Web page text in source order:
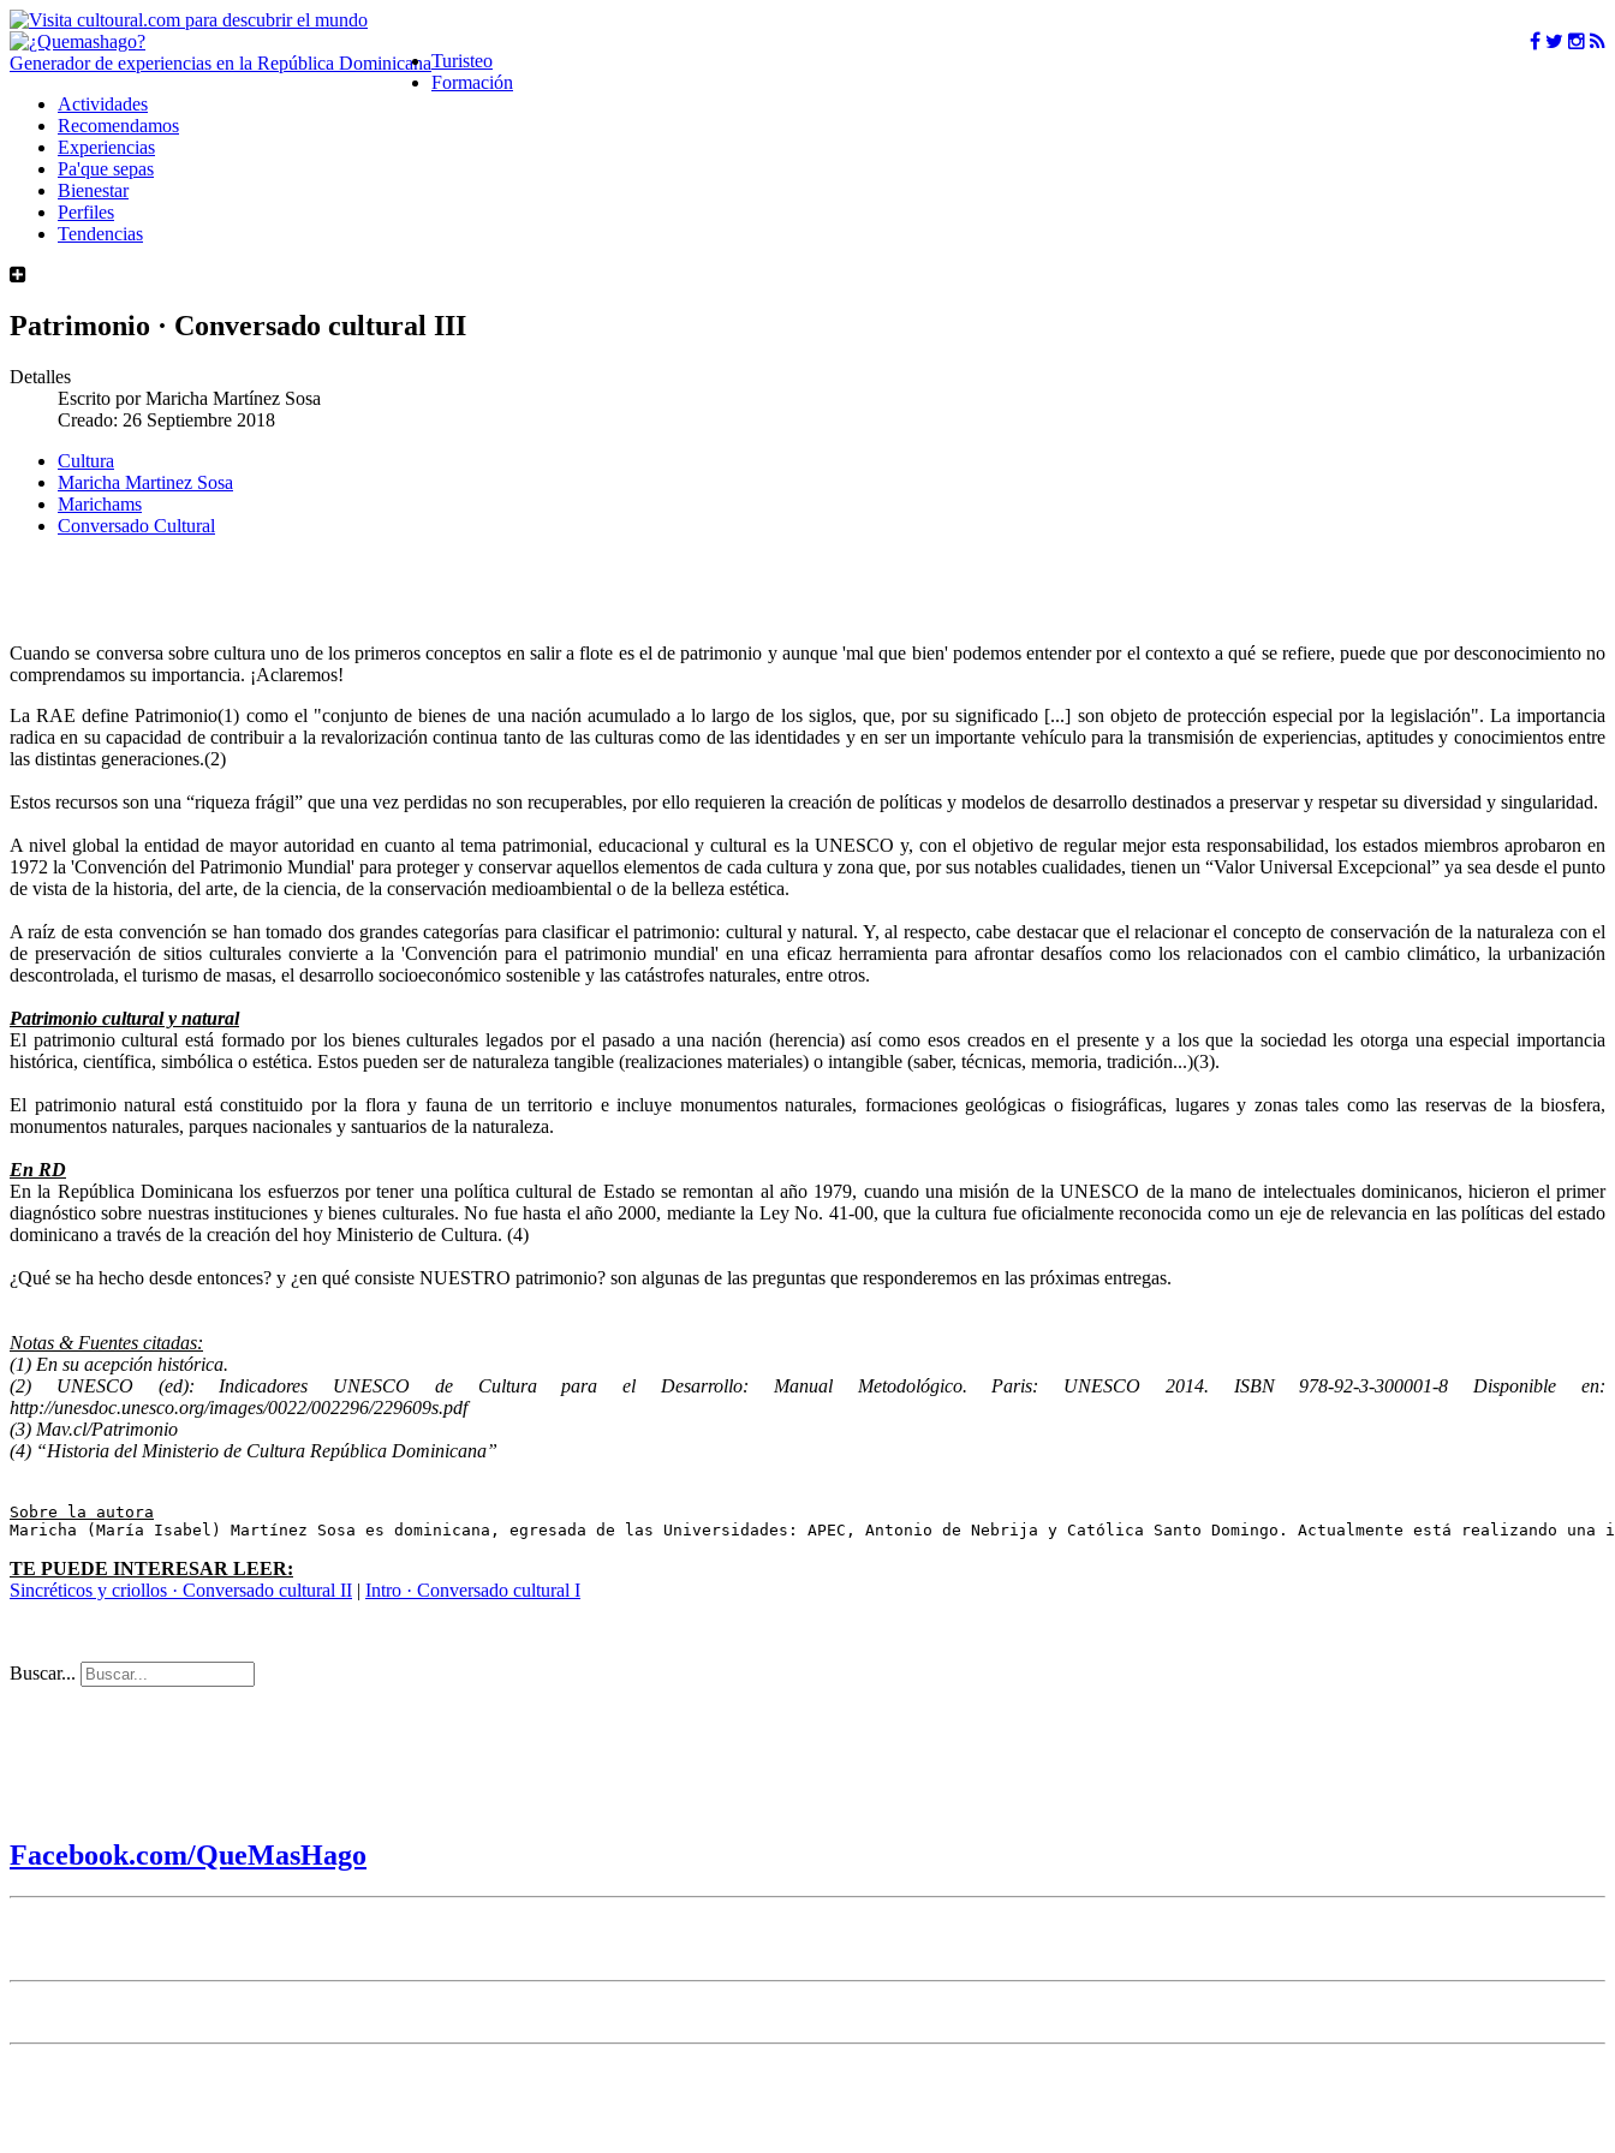
Generador de experiencias en la República DominicanaTuristeo
Formación
Actividades
Recomendamos
Experiencias
Pa'que sepas
Bienestar
Perfiles
Tendencias
Patrimonio · Conversado cultural III
Detalles
Escrito porMaricha Martínez Sosa
Creado: 26 Septiembre 2018
Cultura
Maricha Martinez Sosa
Marichams
Conversado Cultural
Cuando se conversa sobre cultura uno de los primeros conceptos en salir a flote es el de patrimonio y aunque 'mal que bien' podemos entender por el contexto a qué se refiere, puede que por desconocimiento no
comprendamos su importancia. ¡Aclaremos!
La RAE define Patrimonio(1) como el "conjunto de bienes de una nación acumulado a lo largo de los siglos, que, por su significado [...] son objeto de protección especial por la legislación". La importancia
radica en su capacidad de contribuir a la revalorización continua tanto de las culturas como de las identidades y en ser un importante vehículo para la transmisión de experiencias, aptitudes y conocimientos entre
las distintas generaciones.(2)
Estos recursos son una “riqueza frágil” que una vez perdidas no son recuperables, por ello requieren la creación de políticas y modelos de desarrollo destinados a preservar y respetar su diversidad y singularidad.
A nivel global la entidad de mayor autoridad en cuanto al tema patrimonial, educacional y cultural es la UNESCO y, con el objetivo de regular mejor esta responsabilidad, los estados miembros aprobaron en
1972 la 'Convención del Patrimonio Mundial' para proteger y conservar aquellos elementos de cada cultura y zona que, por sus notables cualidades, tienen un “Valor Universal Excepcional” ya sea desde el punto
de vista de la historia, del arte, de la ciencia, de la conservación medioambiental o de la belleza estética.
A raíz de esta convención se han tomado dos grandes categorías para clasificar el patrimonio: cultural y natural. Y, al respecto, cabe destacar que el relacionar el concepto de conservación de la naturaleza con el
de preservación de sitios culturales convierte a la 'Convención para el patrimonio mundial' en una eficaz herramienta para afrontar desafíos como los relacionados con el cambio climático, la urbanización
descontrolada, el turismo de masas, el desarrollo socioeconómico sostenible y las catástrofes naturales, entre otros.
Patrimonio cultural y natural
El patrimonio cultural está formado por los bienes culturales legados por el pasado a una nación (herencia) así como esos creados en el presente y a los que la sociedad les otorga una especial importancia
histórica, científica, simbólica o estética. Estos pueden ser de naturaleza tangible (realizaciones materiales) o intangible (saber, técnicas, memoria, tradición...)(3).
El patrimonio natural está constituido por la flora y fauna de un territorio e incluye monumentos naturales, formaciones geológicas o fisiográficas, lugares y zonas tales como las reservas de la biosfera,
monumentos naturales, parques nacionales y santuarios de la naturaleza.
En RD
En la República Dominicana los esfuerzos por tener una política cultural de Estado se remontan al año 1979, cuando una misión de la UNESCO de la mano de intelectuales dominicanos, hicieron el primer
diagnóstico sobre nuestras instituciones y bienes culturales. No fue hasta el año 2000, mediante la Ley No. 41-00, que la cultura fue oficialmente reconocida como un eje de relevancia en las políticas del estado
dominicano a través de la creación del hoy Ministerio de Cultura. (4)
¿Qué se ha hecho desde entonces? y ¿en qué consiste NUESTRO patrimonio? son algunas de las preguntas que responderemos en las próximas entregas.
Notas & Fuentes citadas:
(1) En su acepción histórica.
(2) UNESCO (ed): Indicadores UNESCO de Cultura para el Desarrollo: Manual Metodológico. Paris: UNESCO 2014. ISBN 978-92-3-300001-8 Disponible en:
http://unesdoc.unesco.org/images/0022/002296/229609s.pdf
(3) Mav.cl/Patrimonio
(4) “Historia del Ministerio de Cultura República Dominicana”
Sobre la autora
Maricha (María Isabel) Martínez Sosa es dominicana, egresada de las Universidades: APEC, Antonio de Nebrija y Católica Santo Domingo. Actualmente está
TE PUEDE INTERESAR LEER:
Sincréticos y criollos · Conversado cultural II | Intro · Conversado cultural I
Buscar...
Facebook.com/QueMasHago